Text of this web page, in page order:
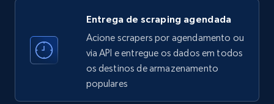
Instagram - Profiles - Collect profile
information by user name
Entrega de scraping agendada
Acione scrapers por agendamento ou
via API e entregue os dados em todos
os destinos de armazenamento
populares